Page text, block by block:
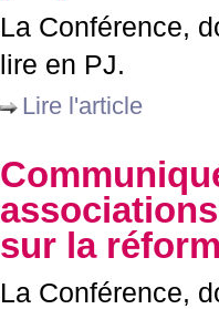
La Conférence,
lire en PJ.
Lire l'article
sur la
La Conférence,